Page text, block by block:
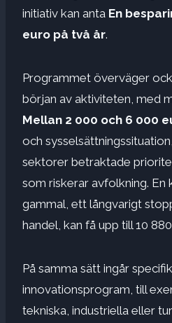
initiativ kan anta En
euro på två år.
Programmet överväger
början av aktiviteten, med
Mellan 2 000 och 6 000
och
sektorer betraktade
som riskerar avfolkning. En
gammal, ett långvarigt
handel, kan få upp till 10
På samma sätt ingår
innovationsprogram, till
tekniska, industriella eller